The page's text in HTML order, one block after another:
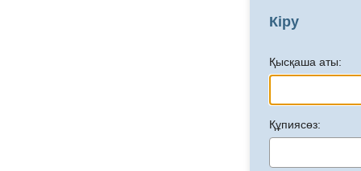
Кіру
Қысқаша аты:
Құпиясөз: